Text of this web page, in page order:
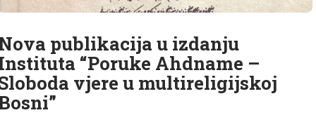
publikacija u izdanju
“Poruke Ahdname –
vjere u multireligijskoj